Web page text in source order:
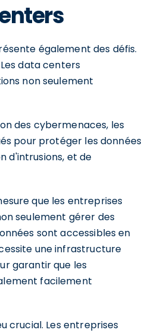
également des défis.
data centers
non seulement
des cybermenaces, les
pour protéger les données
d'intrusions, et de
que les entreprises
seulement gérer des
sont accessibles en
une infrastructure
garantir que les
facilement
crucial. Les entreprises